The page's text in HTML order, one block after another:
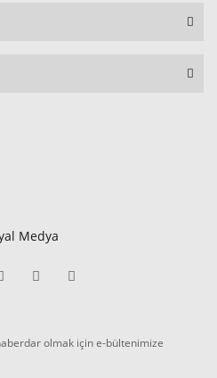
Medya
olmak için e-bültenimize